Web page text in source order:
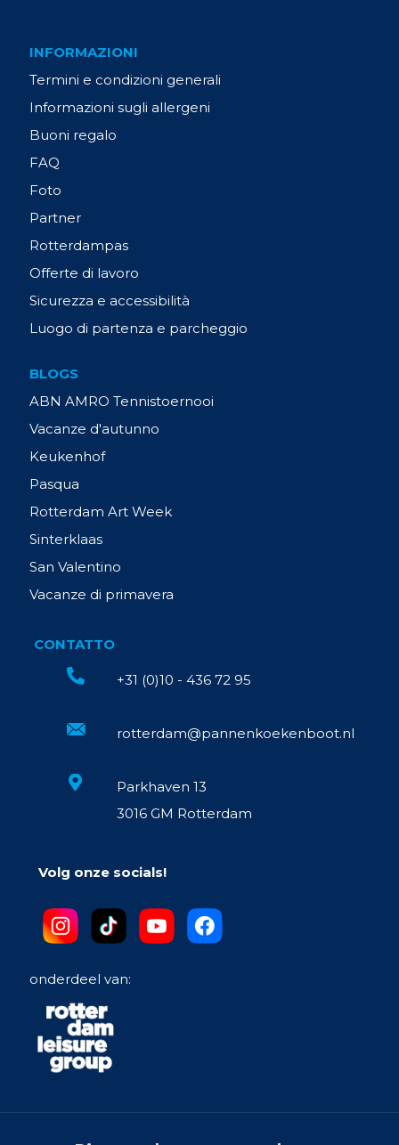
INFORMAZIONI
Termini e condizioni generali
Informazioni sugli allergeni
Buoni regalo
FAQ
Foto
Partner
Rotterdampas
Offerte di lavoro
Sicurezza e accessibilità
Luogo di partenza e parcheggio
BLOGS
ABN AMRO Tennistoernooi
Vacanze d'autunno
Keukenhof
Pasqua
Rotterdam Art Week
Sinterklaas
San Valentino
Vacanze di primavera
CONTATTO
+31 (0)10 - 436 72 95
rotterdam@pannenkoekenboot.nl
Parkhaven 13
3016 GM Rotterdam
Volg onze socials!
onderdeel van: